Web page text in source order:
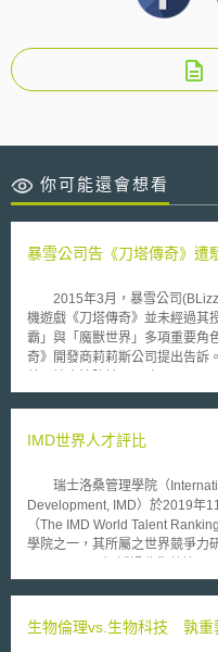
你可能還會想看
暴雪公司告《刀塔傳奇》遭
2015年3月，暴雪公司
機遊戲《刀塔傳奇》並未經過其
霸」與「魔獸世界」多項重要角
奇》開發商莉莉斯公司提出告訴
美國的著作權法不保護虛擬角色
具有特別特色(especially
前認為而暴雪公司目前提出角色
尚無法說明暴雪公司所創角色具
月22日發出正式聲明，認為現階
全，並著手提交更詳盡的證據清
訟。 雖然暴雪公司在美國對莉莉斯訴訟遭受駁回，但其在中國大陸對
《刀塔傳奇》從App store下架
IMD世界人才評比
瑞士洛桑管理學院（
Development, IMD）於2019年
（The IMD World Talent
學院之一，其所屬之世界競爭力
認知，包含每年出版年度世界競
Ranking），和世界人才評比報告。 2019 年世界人才評比報
生物倫理vs.生物科技 孰重